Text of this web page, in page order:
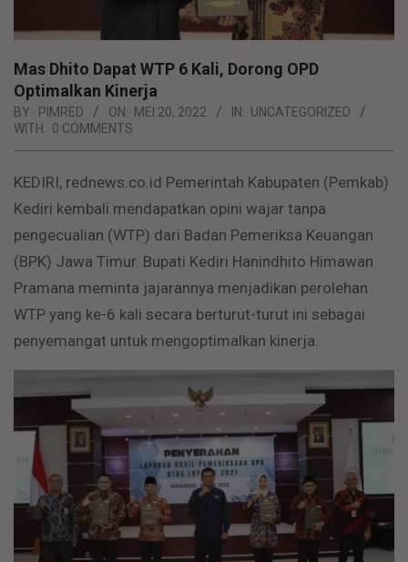
Mas Dhito Dapat WTP 6 Kali, Dorong OPD
Optimalkan Kinerja
BY: PIMRED ON: MEI 20, 2022 IN: UNCATEGORIZED
WITH: 0 COMMENTS
KEDIRI, rednews.co.id Pemerintah Kabupaten (Pemkab)
Kediri kembali mendapatkan opini wajar tanpa
pengecualian (WTP) dari Badan Pemeriksa Keuangan
(BPK) Jawa Timur. Bupati Kediri Hanindhito Himawan
Pramana meminta jajarannya menjadikan perolehan
WTP yang ke-6 kali secara berturut-turut ini sebagai
penyemangat untuk mengoptimalkan kinerja.